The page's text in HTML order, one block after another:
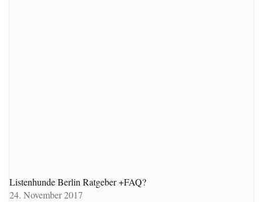
Listenhunde Berlin Ratgeber +FAQ?
24. November 2017